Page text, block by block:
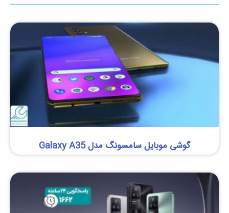
گوشی موبایل سامسونگ مدل Galaxy A35